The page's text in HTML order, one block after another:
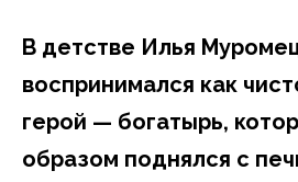
В детстве Илья
воспринимался как
герой — богатырь,
образом поднялся с